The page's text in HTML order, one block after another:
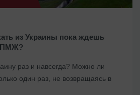
из Украины пока ждешь
ПМЖ?
раз и навсегда? Можно ли
один раз, не возвращаясь в